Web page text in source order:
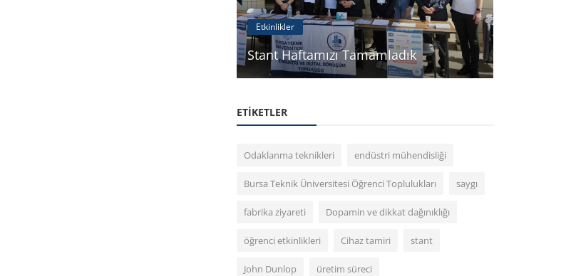
Etkinlikler
Stant Haftamızı Tamamladık
ETIKETLER
Odaklanma teknikleri endüstri mühendisliği
Bursa Teknik Üniversitesi Öğrenci Toplulukları saygı
fabrika ziyareti Dopamin ve dikkat dağınıklığı
öğrenci etkinlikleri Cihaz tamiri stant
John Dunlop üretim süreci